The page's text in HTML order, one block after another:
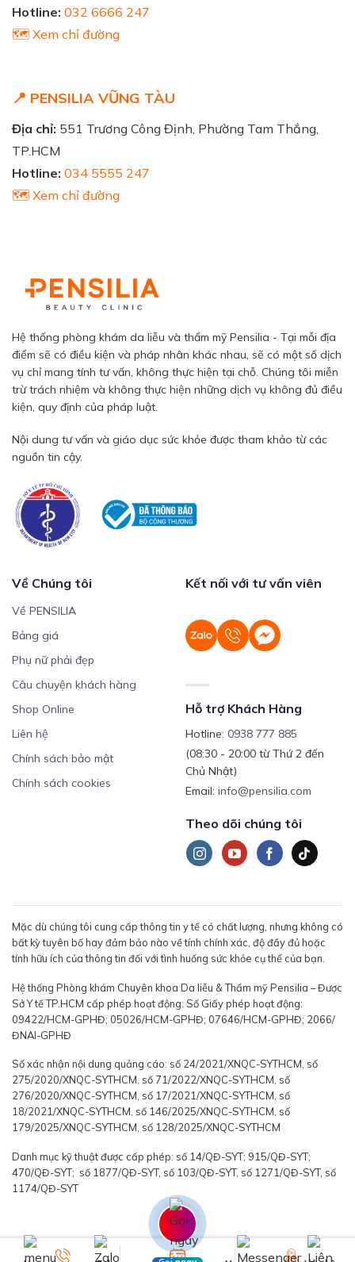
Hotline: 032 6666 247
🗺️ Xem chỉ đường
📍 PENSILIA VŨNG TÀU
Địa chỉ: 551 Trương Công Định, Phường Tam Thắng,
TP.HCM
Hotline: 034 5555 247
🗺️ Xem chỉ đường
Hệ thống phòng khám da liễu và thẩm mỹ Pensilia - Tại mỗi địa
điểm sẽ có điều kiện và pháp nhân khác nhau, sẽ có một số dịch
vụ chỉ mang tính tư vấn, không thực hiện tại chỗ. Chúng tôi miễn
trừ trách nhiệm và không thực hiện những dịch vụ không đủ điều
kiện, quy định của pháp luật.
Nội dung tư vấn và giáo dục sức khỏe được tham khảo từ các
nguồn tin cậy.
Về Chúng tôi
Về PENSILIA
Bảng giá
Phụ nữ phải đẹp
Câu chuyện khách hàng
Shop Online
Liên hệ
Chính sách bảo mật
Chính sách cookies
Kết nối với tư vấn viên
Hỗ trợ Khách Hàng
Hotline: 0938 777 885
(08:30 - 20:00 từ Thứ 2 đến
Chủ Nhật)
Email: info@pensilia.com
Theo dõi chúng tôi
Mặc dù chúng tôi cung cấp thông tin y tế có chất lượng, nhưng không có
bất kỳ tuyên bố hay đảm bảo nào về tính chính xác, độ đầy đủ hoặc
tính hữu ích của thông tin đối với tình huống sức khỏe cụ thể của bạn.
Hệ thống Phòng khám Chuyên khoa Da liễu & Thẩm mỹ Pensilia – Được
Sở Y tế TP.HCM cấp phép hoạt động: Số Giấy phép hoạt động:
09422/HCM-GPHĐ; 05026/HCM-GPHĐ; 07646/HCM-GPHĐ; 2066/
ĐNAI-GPHĐ
Số xác nhận nội dung quảng cáo: số 24/2021/XNQC-SYTHCM, số
275/2020/XNQC-SYTHCM, số 71/2022/XNQC-SYTHCM, số
276/2020/XNQC-SYTHCM, số 17/2021/XNQC-SYTHCM, số
18/2021/XNQC-SYTHCM, số 146/2025/XNQC-SYTHCM, số
179/2025/XNQC-SYTHCM, số 128/2025/XNQC-SYTHCM
Danh mục kỹ thuật được cấp phép: số 14/QĐ-SYT; 915/QĐ-SYT;
470/QĐ-SYT; số 1877/QĐ-SYT, số 103/QĐ-SYT, số 1271/QĐ-SYT, số
1174/QĐ-SYT